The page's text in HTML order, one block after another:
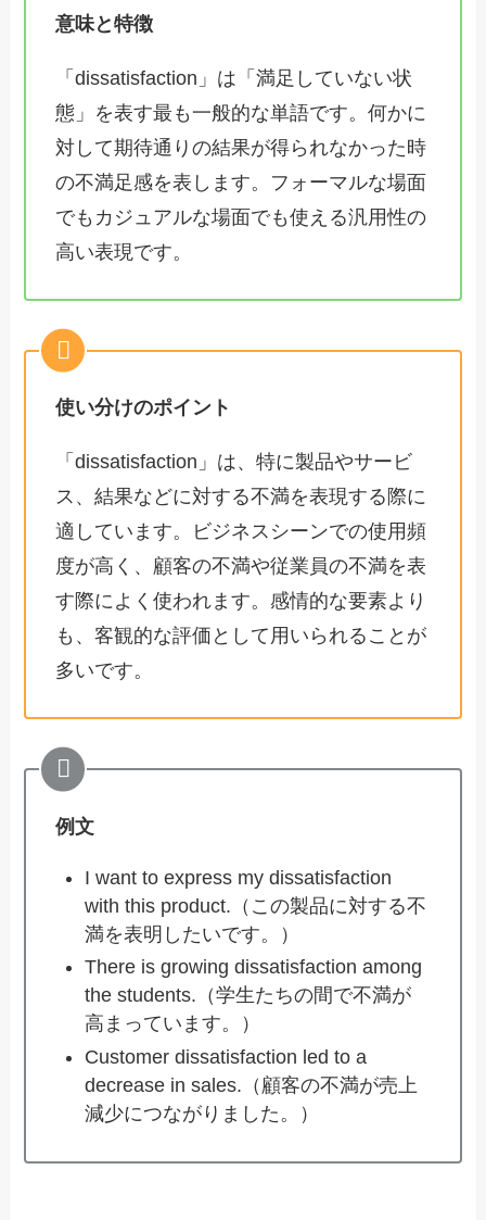
意味と特徴
「dissatisfaction」は「満足していない状
態」を表す最も一般的な単語です。何かに
対して期待通りの結果が得られなかった時
の不満足感を表します。フォーマルな場面
でもカジュアルな場面でも使える汎用性の
高い表現です。
使い分けのポイント
「dissatisfaction」は、特に製品やサービ
ス、結果などに対する不満を表現する際に
適しています。ビジネスシーンでの使用頻
度が高く、顧客の不満や従業員の不満を表
す際によく使われます。感情的な要素より
も、客観的な評価として用いられることが
多いです。
例文
I want to express my dissatisfaction
with this product.（この製品に対する不
満を表明したいです。）
There is growing dissatisfaction among
the students.（学生たちの間で不満が
高まっています。）
Customer dissatisfaction led to a
decrease in sales.（顧客の不満が売上
減少につながりました。）